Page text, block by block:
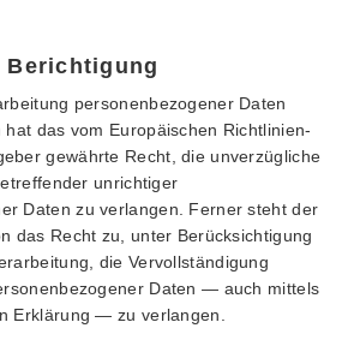
Berichtigung
personenbezogener Daten
das vom Europäischen Richtlinien-
gewährte Recht, die unverzügliche
unrichtiger
Daten zu verlangen. Ferner steht der
das Recht zu, unter Berücksichtigung
die Vervollständigung
Daten — auch mittels
Erklärung — zu verlangen.